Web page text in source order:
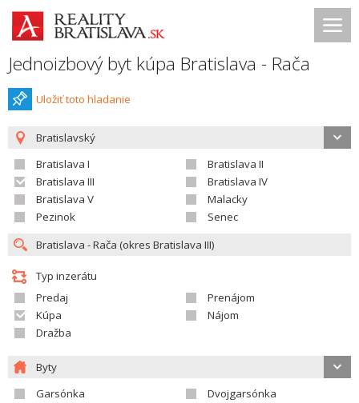
Jednoizbový byt kúpa Bratislava - Rača
Uložiť toto hladanie
Bratislavský
Bratislava I
Bratislava II
Bratislava III
Bratislava IV
Bratislava V
Malacky
Pezinok
Senec
Typ inzerátu
Predaj
Prenájom
Kúpa
Nájom
Dražba
Byty
Garsónka
Dvojgarsónka